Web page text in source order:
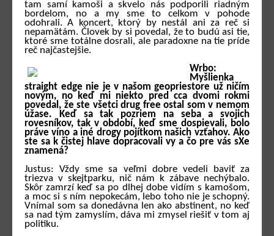
tam samí kamoši a skvelo nás podporili riadným
bordelom, no a my sme to celkom v pohode
odohrali. A koncert, ktorý by nestál ani za reč si
nepamätám. Človek by si povedal, že to budú asi tie,
ktoré sme totálne dosrali, ale paradoxne na tie príde
reč najčastejšie.
Wrbo:
Myšlienka
straight edge nie je v našom geopriestore už ničím
novým, no keď mi niekto pred cca dvomi rokmi
povedal, že ste všetci drug free ostal som v nemom
úžase. Keď sa tak pozriem na seba a svojich
rovesníkov, tak v období, keď sme dospievali, bolo
práve víno a iné drogy pojítkom našich vzťahov. Ako
ste sa k čistej hlave dopracovali vy a čo pre vás sXe
znamená?
Justus: Vždy sme sa veľmi dobre vedeli baviť za
triezva v skejtparku, nič nám k zábave nechýbalo.
Skôr zamrzí keď sa po dlhej dobe vidím s kamošom,
a moc si s ním nepokecám, lebo toho nie je schopný.
Vnímal som sa donedávna len ako abstinent, no keď
sa nad tým zamyslím, dáva mi zmysel riešiť v tom aj
politiku.